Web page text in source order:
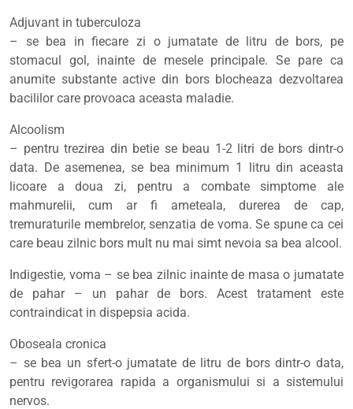
Adjuvant in tuberculoza
– se bea in fiecare zi o jumatate de litru de bors, pe
stomacul gol, inainte de mesele principale. Se pare ca
anumite substante active din bors blocheaza dezvoltarea
bacililor care provoaca aceasta maladie.
Alcoolism
– pentru trezirea din betie se beau 1-2 litri de bors dintr-o
data. De asemenea, se bea minimum 1 litru din aceasta
licoare a doua zi, pentru a combate simptome ale
mahmurelii, cum ar fi ameteala, durerea de cap,
tremuraturile membrelor, senzatia de voma. Se spune ca cei
care beau zilnic bors mult nu mai simt nevoia sa bea alcool.
Indigestie, voma – se bea zilnic inainte de masa o jumatate
de pahar – un pahar de bors. Acest tratament este
contraindicat in dispepsia acida.
Oboseala cronica
– se bea un sfert-o jumatate de litru de bors dintr-o data,
pentru revigorarea rapida a organismului si a sistemului
nervos.